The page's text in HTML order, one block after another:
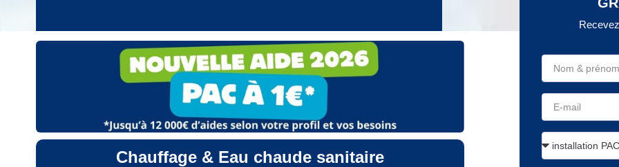
Chauffage & Eau chaude sanitaire